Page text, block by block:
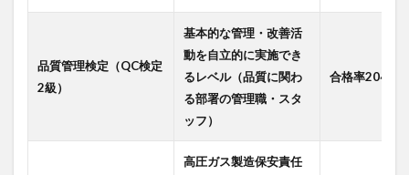
品質管理検定（QC検定
2級）
基本的な管理・改善活
動を自立的に実施でき
るレベル（品質に関わ
る部署の管理職・スタ
ッフ）
合格率20~30
高圧ガス製造保安責任